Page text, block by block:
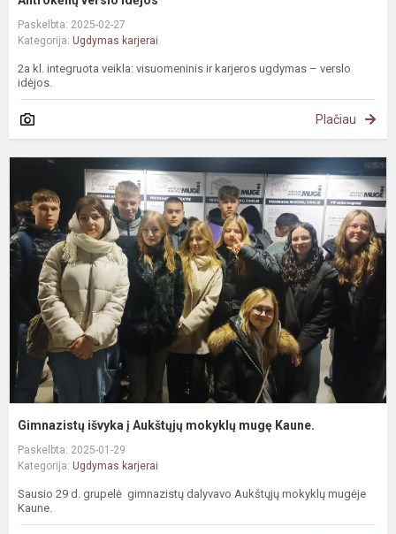
Paskelbta: 2025-02-27
Kategorija: Ugdymas karjerai
2a kl. integruota veikla: visuomeninis ir karjeros ugdymas – verslo
idėjos.
Plačiau
Gimnazistų išvyka į Aukštųjų mokyklų mugę Kaune.
Paskelbta: 2025-01-29
Kategorija: Ugdymas karjerai
Sausio 29 d. grupelė gimnazistų dalyvavo Aukštųjų mokyklų mugėje
Kaune.